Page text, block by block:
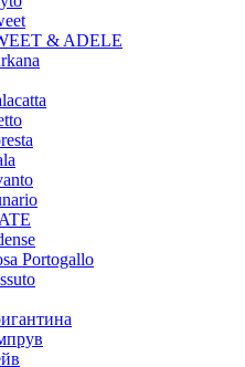
& ADELE
Portogallo